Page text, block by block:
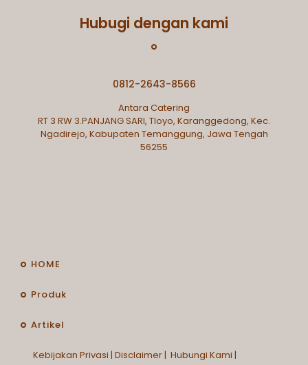
Hubugi dengan kami
0812-2643-8566
Antara Catering
RT 3 RW 3.PANJANG SARI, Tloyo, Karanggedong, Kec.
Ngadirejo, Kabupaten Temanggung, Jawa Tengah
56255
HOME
Produk
Artikel
Kebijakan Privasi | Disclaimer| Hubungi Kami |